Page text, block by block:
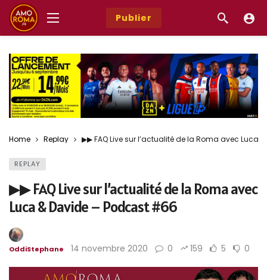
Publier
Home Replay ▶︎▶︎ FAQ Live sur l’actualité de la Roma avec Luca
REPLAY
▶︎▶︎ FAQ Live sur l’actualité de la Roma avec
Luca & Davide – Podcast #66
OddiStephane 14 novembre 2020 0 159 5 0